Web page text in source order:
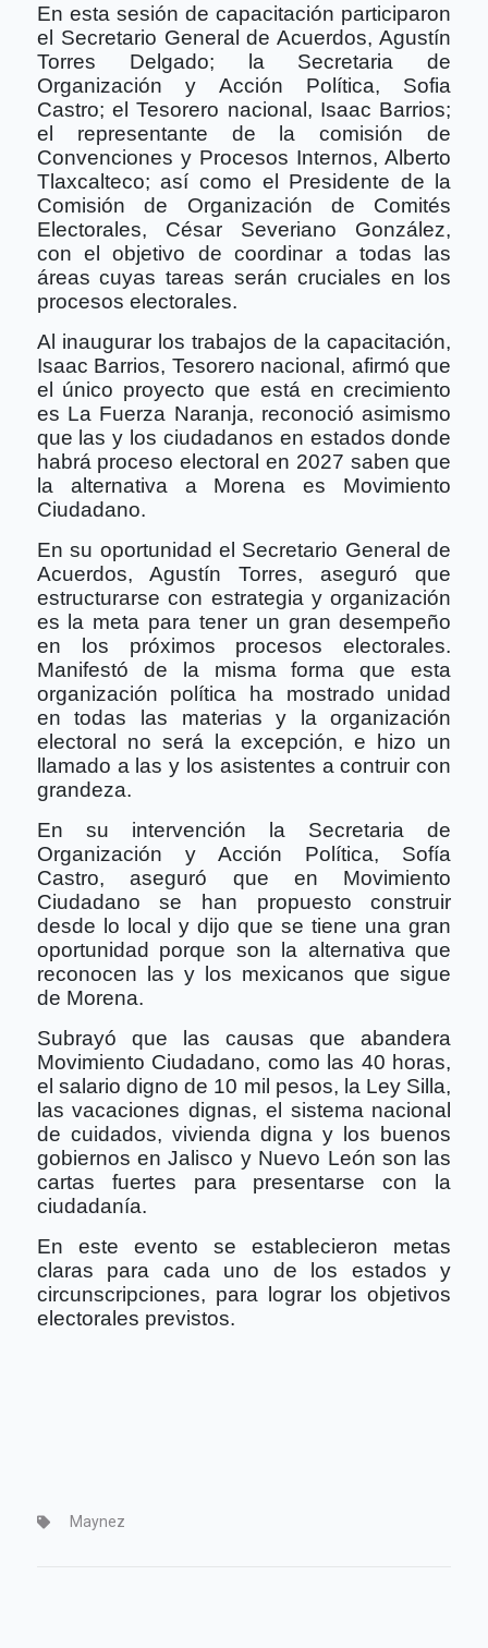
En esta sesión de capacitación participaron
el Secretario General de Acuerdos, Agustín
Torres Delgado; la Secretaria de
Organización y Acción Política, Sofia
Castro; el Tesorero nacional, Isaac Barrios;
el representante de la comisión de
Convenciones y Procesos Internos, Alberto
Tlaxcalteco; así como el Presidente de la
Comisión de Organización de Comités
Electorales, César Severiano González,
con el objetivo de coordinar a todas las
áreas cuyas tareas serán cruciales en los
procesos electorales.
Al inaugurar los trabajos de la capacitación,
Isaac Barrios, Tesorero nacional, afirmó que
el único proyecto que está en crecimiento
es La Fuerza Naranja, reconoció asimismo
que las y los ciudadanos en estados donde
habrá proceso electoral en 2027 saben que
la alternativa a Morena es Movimiento
Ciudadano.
En su oportunidad el Secretario General de
Acuerdos, Agustín Torres, aseguró que
estructurarse con estrategia y organización
es la meta para tener un gran desempeño
en los próximos procesos electorales.
Manifestó de la misma forma que esta
organización política ha mostrado unidad
en todas las materias y la organización
electoral no será la excepción, e hizo un
llamado a las y los asistentes a contruir con
grandeza.
En su intervención la Secretaria de
Organización y Acción Política, Sofía
Castro, aseguró que en Movimiento
Ciudadano se han propuesto construir
desde lo local y dijo que se tiene una gran
oportunidad porque son la alternativa que
reconocen las y los mexicanos que sigue
de Morena.
Subrayó que las causas que abandera
Movimiento Ciudadano, como las 40 horas,
el salario digno de 10 mil pesos, la Ley Silla,
las vacaciones dignas, el sistema nacional
de cuidados, vivienda digna y los buenos
gobiernos en Jalisco y Nuevo León son las
cartas fuertes para presentarse con la
ciudadanía.
En este evento se establecieron metas
claras para cada uno de los estados y
circunscripciones, para lograr los objetivos
electorales previstos.
Maynez